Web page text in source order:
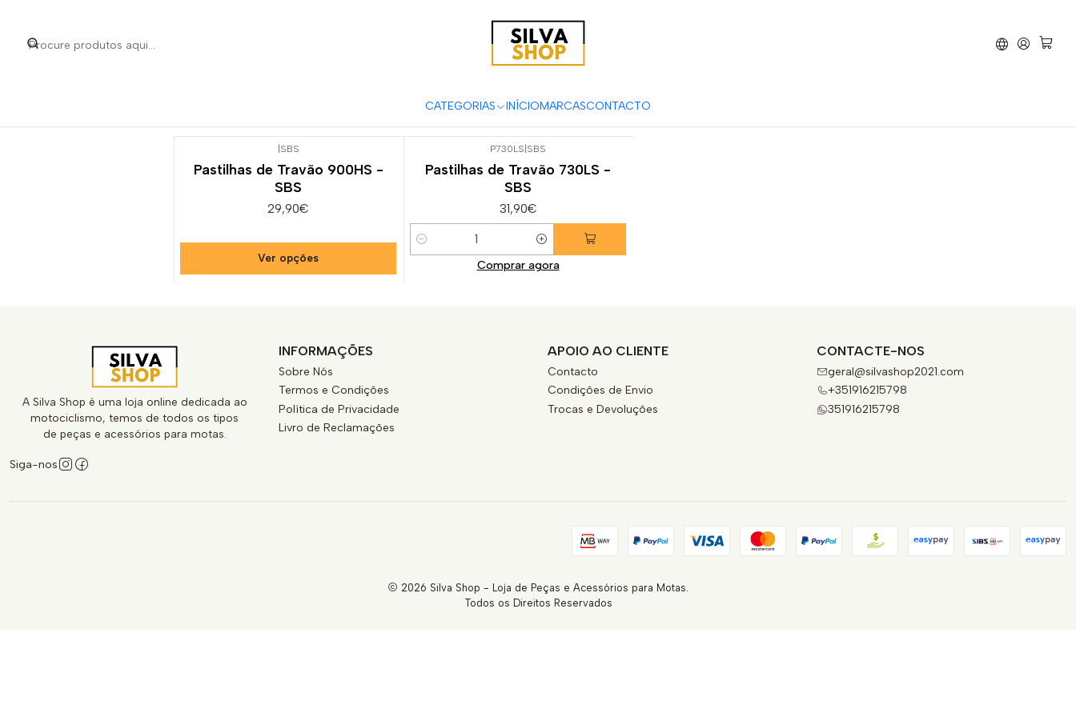
CATEGORIAS INÍCIOMARCASCONTACTO
RS 660
SBS
Pastilhas de Travão 900HS -
SBS
29,90€
Ver opções
P730LS SBS
Pastilhas de Travão 730LS -
SBS
31,90€
Quantidade
Comprar agora
A Silva Shop é uma loja online dedicada ao
motociclismo, temos de todos os tipos
de peças e acessórios para motas.
Siga-nos
INFORMAÇÕES
Sobre Nós
Termos e Condições
Política de Privacidade
Livro de Reclamações
APOIO AO CLIENTE
Contacto
Condições de Envio
Trocas e Devoluções
CONTACTE-NOS
geral@silvashop2021.com
+351916215798
351916215798
2026 Silva Shop - Loja de Peças e Acessórios para Motas.
Todos os Direitos Reservados